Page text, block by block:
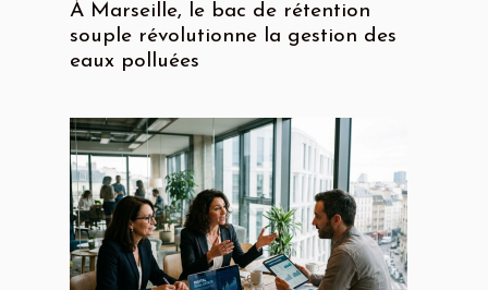
À Marseille, le bac de rétention
souple révolutionne la gestion des
eaux polluées